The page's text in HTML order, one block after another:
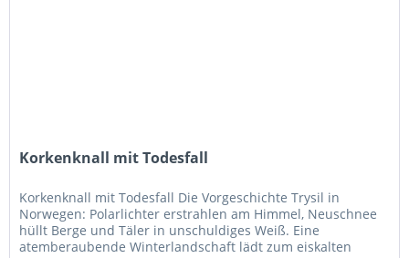
Korkenknall mit Todesfall
Korkenknall mit Todesfall Die Vorgeschichte Trysil in
Norwegen: Polarlichter erstrahlen am Himmel, Neuschnee
hüllt Berge und Täler in unschuldiges Weiß. Eine
atemberaubende Winterlandschaft lädt zum eiskalten